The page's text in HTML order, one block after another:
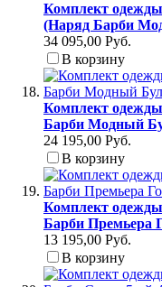
Комплект одежды
(Наряд Барби
34 095,00 Руб.
В корзину
Комплект
Барби Модный
24 195,00 Руб.
В корзину
Комплект
Барби Премьера
13 195,00 Руб.
В корзину